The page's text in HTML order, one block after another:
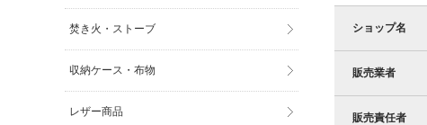
ショップ名
販売業者
販売責任者
焚き火・ストーブ
収納ケース・布物
レザー商品